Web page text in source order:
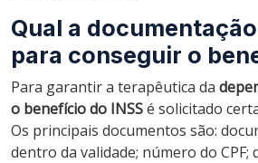
Qual a
para conseguir o
Para garantir a terapêutica da
o benefício do INSSé solicitado
Os principais documentos são:
dentro da validade; número do CPF;